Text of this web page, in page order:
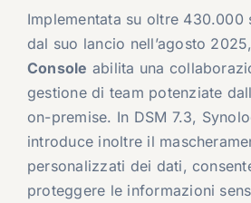
Implementata su oltre 430.000
dal suo lancio nell’agosto 2025,
Console abilita una
gestione di team potenziate
on-premise. In DSM 7.3,
introduce inoltre il
personalizzati dei dati,
proteggere le informazioni